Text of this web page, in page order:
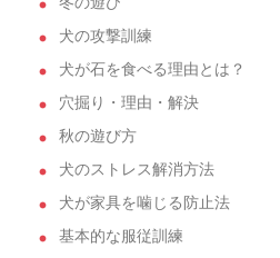
犬の攻撃訓練
犬が石を食べる理由とは？
穴掘り・理由・解決
秋の遊び方
犬のストレス解消方法
犬が家具を噛じる防止法
基本的な服従訓練